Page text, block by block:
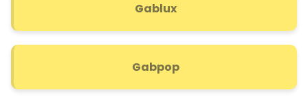
Gablux
Gabpop